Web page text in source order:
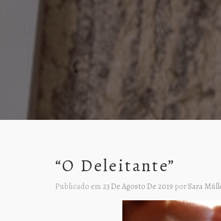
“O Deleitante”
Publicado em 23 De Agosto De 2019 porSara